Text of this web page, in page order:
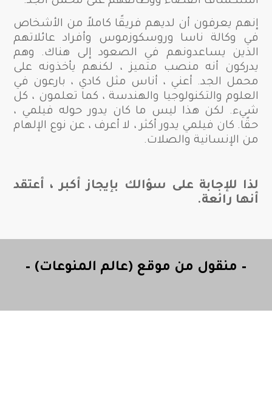
إنهم يعرفون أن لديهم فريقًا كاملاً من الأشخاص
في وكالة ناسا وروسكوزموس وأفراد عائلاتهم
الذين يساعدونهم في الصعود إلى هناك. وهم
يدركون أنه منصب متميز ، لكنهم يأخذونه على
محمل الجد. أعني ، أناس مثل كادي ، بارعون في
العلوم والتكنولوجيا والهندسة ، كما تعلمون ، كل
شيء. لكن هذا ليس ما كان يدور حوله فيلمي ،
حقًا. كان فيلمي يدور أكثر ، لا أعرف ، عن نوع الإلهام
من الإنسانية والصلات.
لذا للإجابة على سؤالك بإيجاز أكبر ، أعتقد
أنها رائعة.
– منقول من موقع (عالم المنوعات) –